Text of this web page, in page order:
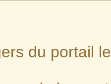
du portail